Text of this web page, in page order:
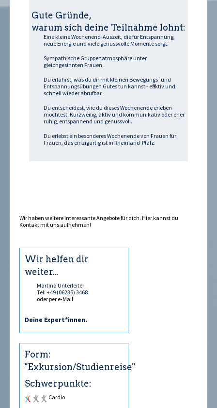
Gute Gründe,
warum sich deine Teilnahme lohnt:
Eine kleine Wochenend-Auszeit, die für Entspannung,
neue Energie und viele genussvolle Momente sorgt.
Sympathische Gruppenatmosphäre unter
gleichgesinnten Frauen.
Du erfährst, was du dir mit kleinen Bewegungs- und
Entspannungsübungen Gutes tun kannst - effektiv und
schnell wieder abrufbar.
Du entscheidest, wie du dieses Wochenende erleben
möchtest: Kurzweilig, aktiv und kommunikativ oder eher
ruhig, entspannend und genussvoll.
Du erlebst ein besonderes Wochenende von Frauen für
Frauen, das einzigartig ist in Rheinland-Pfalz.
Wir haben weitere interessante Angebote für dich. Hier kannst du
Kontaktmit uns aufnehmen!
Wir helfen dir
weiter...
Martina Unterleiter
Tel: +49 (06235) 3468
oder per e-Mail
Deine Expert*innen.
Form:
"Exkursion/Studienreise"
Schwerpunkte:
Cardio